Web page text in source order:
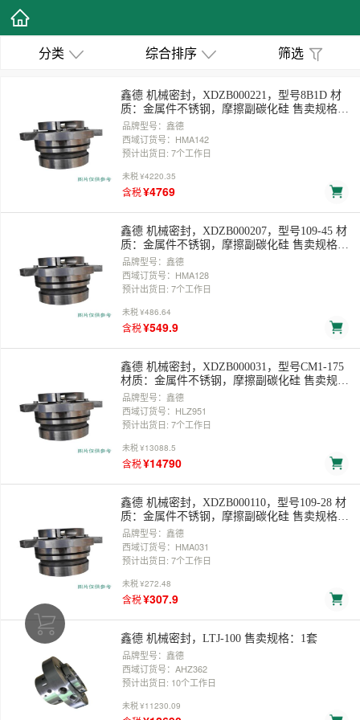
分类 综合排序 筛选
鑫德 机械密封，XDZB000221，型号8B1D 材
质：金属件不锈钢，摩擦副碳化硅 售卖规格：
1套
品牌型号：鑫德
西域订货号：HMA142
预计出货日: 7个工作日
未税¥4220.35
含税¥4769
鑫德 机械密封，XDZB000207，型号109-45 材
质：金属件不锈钢，摩擦副碳化硅 售卖规格：
1件
品牌型号：鑫德
西域订货号：HMA128
预计出货日: 7个工作日
未税¥486.64
含税¥549.9
鑫德 机械密封，XDZB000031，型号CM1-175
材质：金属件不锈钢，摩擦副碳化硅 售卖规
格：1件
品牌型号：鑫德
西域订货号：HLZ951
预计出货日: 7个工作日
未税¥13088.5
含税¥14790
鑫德 机械密封，XDZB000110，型号109-28 材
质：金属件不锈钢，摩擦副碳化硅 售卖规格：
1件
品牌型号：鑫德
西域订货号：HMA031
预计出货日: 7个工作日
未税¥272.48
含税¥307.9
鑫德 机械密封，LTJ-100 售卖规格：1套
品牌型号：鑫德
西域订货号：AHZ362
预计出货日: 10个工作日
未税¥11230.09